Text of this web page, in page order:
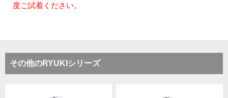
度ご試着ください。
その他のRYUKIシリーズ